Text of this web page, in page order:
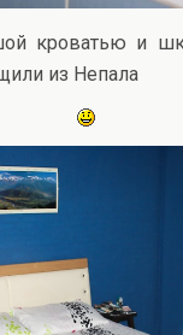
кроватью и
из Непала